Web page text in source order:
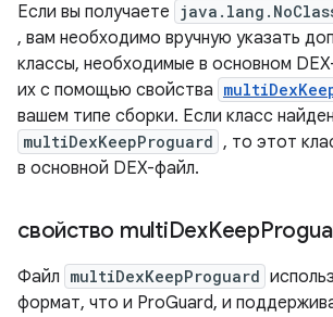
Если вы получаете
, вам необходимо вручную указать
классы, необходимые в основном
их с помощью свойства
вашем типе сборки. Если класс
multiDexKeepProguard , то этот
в основной DEX-файл.
свойство multiDexKeep
Файл multiDexKeepProguard
формат, что и ProGuard, и